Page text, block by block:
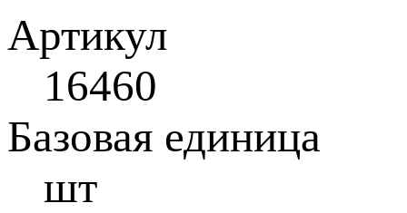
Артикул
16460
Базовая единица
шт